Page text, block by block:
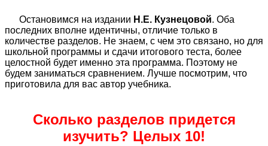
Остановимся на издании Н.Е. Кузнецовой. Оба
последних вполне идентичны, отличие только в
количестве разделов. Не знаем, с чем это связано, но для
школьной программы и сдачи итогового теста, более
целостной будет именно эта программа. Поэтому не
будем заниматься сравнением. Лучше посмотрим, что
приготовила для вас автор учебника.
Сколько разделов придется
изучить? Целых 10!